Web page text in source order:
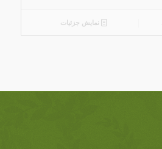
نمایش جزئیات